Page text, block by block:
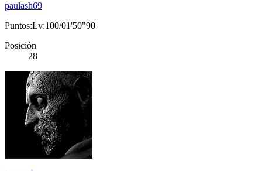
paulash69
Puntos:Lv:100/01'50"90
Posición
28